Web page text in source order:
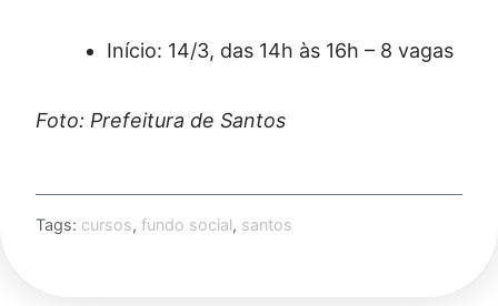
Início: 14/3, das 14h às 16h – 8 vagas
Foto: Prefeitura de Santos
Tags: cursos, fundo social, santos